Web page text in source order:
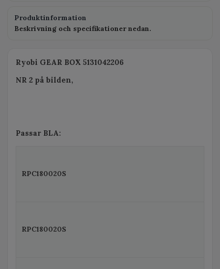
Produktinformation
Beskrivning och specifikationer nedan.
Ryobi GEAR BOX 5131042206
NR 2 på bilden,
Passar BLA:
RPC180020S
RPC180020S